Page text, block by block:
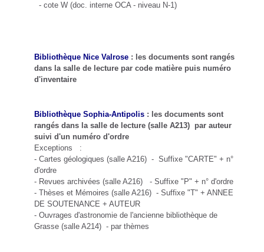
- cote W (doc. interne OCA - niveau N-1)
Bibliothèque Nice Valrose : les documents sont rangés
dans la salle de lecture par code matière puis numéro
d'inventaire
Bibliothèque Sophia-Antipolis : les documents sont
rangés dans la salle de lecture (salle A213) par auteur
suivi d'un numéro d'ordre
Exceptions :
- Cartes géologiques (salle A216) - Suffixe "CARTE" + n°
d'ordre
- Revues archivées (salle A216) - Suffixe "P" + n° d'ordre
- Thèses et Mémoires (salle A216) - Suffixe "T" + ANNEE
DE SOUTENANCE + AUTEUR
- Ouvrages d'astronomie de l'ancienne bibliothèque de
Grasse (salle A214) - par thèmes